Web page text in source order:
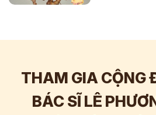
THAM GIA CỘNG
BÁC SĨ LÊ